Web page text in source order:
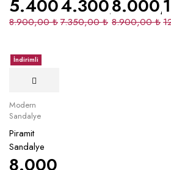
8.900,00₺
5.400,00₺
7.350,00₺
4.300,00₺
8.900,00₺
İndirimli
Modern
Sandalye
Piramit
Sandalye
8.000,00